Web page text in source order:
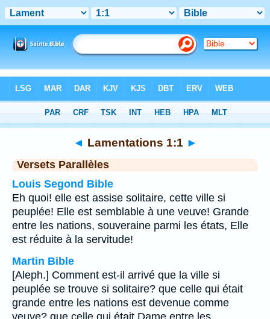
> Chapitre 1 > Verset 1
◄ Lamentations 1:1 ►
Versets Parallèles
Louis Segond Bible
Eh quoi! elle est assise solitaire, cette ville si
peuplée! Elle est semblable à une veuve! Grande
entre les nations, souveraine parmi les états, Elle
est réduite à la servitude!
Martin Bible
[Aleph.] Comment est-il arrivé que la ville si
peuplée se trouve si solitaire? que celle qui était
grande entre les nations est devenue comme
veuve? que celle qui était Dame entre les